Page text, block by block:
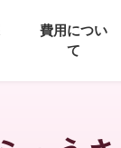
費用につい
て